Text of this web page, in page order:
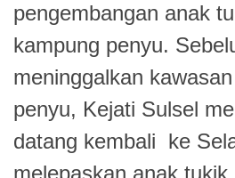
pengembangan anak
kampung penyu.
meninggalkan
penyu, Kejati Sulsel
datang kembali ke
melepaskan anak tukik.